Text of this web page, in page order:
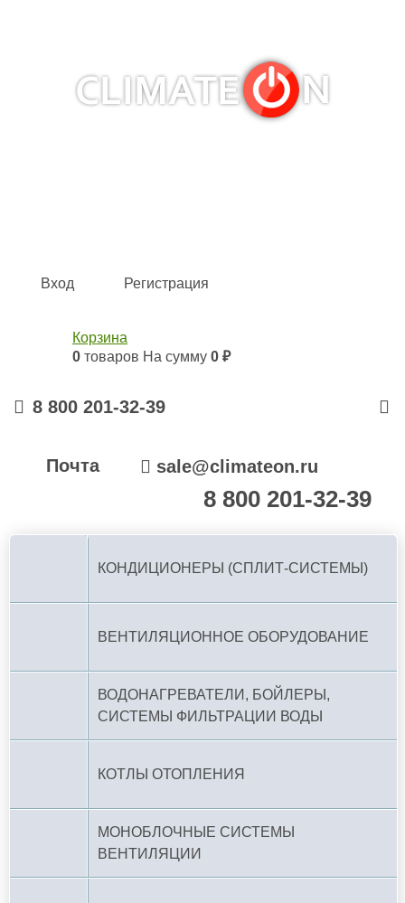
Вход Регистрация
Корзина
0 товаров На сумму 0 ₽
8 800 201-32-39
Почта sale@climateon.ru
8 800 201-32-39
КОНДИЦИОНЕРЫ (СПЛИТ-СИСТЕМЫ)
ВЕНТИЛЯЦИОННОЕ ОБОРУДОВАНИЕ
ВОДОНАГРЕВАТЕЛИ, БОЙЛЕРЫ,
СИСТЕМЫ ФИЛЬТРАЦИИ ВОДЫ
КОТЛЫ ОТОПЛЕНИЯ
МОНОБЛОЧНЫЕ СИСТЕМЫ
ВЕНТИЛЯЦИИ